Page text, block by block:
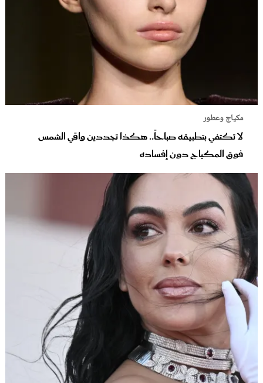
مكياج وعطور
لا تكتفي بتطبيقه صباحاً.. هكذا تجددين واقي الشمس
فوق المكياج دون إفساده